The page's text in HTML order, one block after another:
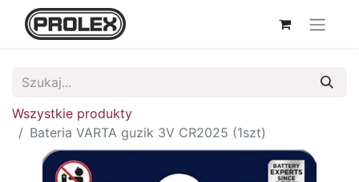
Wszystkie produkty
Bateria VARTA guzik 3V CR2025 (1szt)